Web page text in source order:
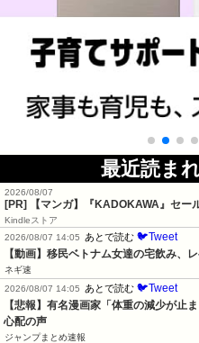
最近読ま
2026/08/07
[PR] 【マンガ】『KADOKAWA』セー
Kindleストア
2026/08/07 14:05
あとで読む 🐦Tweet
【動画】移民ベトナム女達の宅飲み、
ネギ速
2026/08/07 14:05
あとで読む 🐦Tweet
【悲報】有名漫画家「体重の減少が止
心配の声
ジャンプまとめ速報